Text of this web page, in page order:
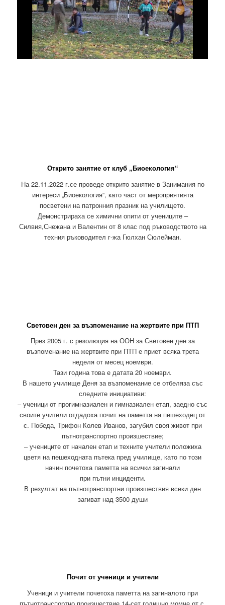
Открито занятие от клуб „Биоекология“
На 22.11.2022 г.се проведе открито занятие в Занимания по
интереси „Биоекология“, като част от мероприятията
посветени на патронния празник на училището.
Демонстрираха се химични опити от учениците –
Силвия,Снежана и Валентин от 8 клас под ръководството на
техния ръководител г-жа Гюлхан Сюлейман.
Световен ден за възпоменание на жертвите при ПТП
През 2005 г. с резолюция на ООН за Световен ден за
възпоменание на жертвите при ПТП е приет всяка трета
неделя от месец ноември.
Тази година това е датата 20 ноември.
В нашето училище Деня за възпоменание се отбеляза със
следните инициативи:
– ученици от прогимназиален и гимназиален етап, заедно със
своите учители отдадоха почит на паметта на пешеходец от
с. Победа, Трифон Колев Иванов, загубил своя живот при
пътнотранспортно произшествие;
– учениците от начален етап и техните учители положиха
цветя на пешеходната пътека пред училище, като по този
начин почетоха паметта на всички загинали
при пътни инциденти.
В резултат на пътнотранспортни произшествия всеки ден
загиват над 3500 души
Почит от ученици и учители
Ученици и учители почетоха паметта на загиналото при